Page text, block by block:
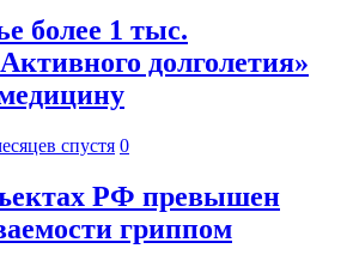
более 1 тыс.
долголетия»
спустя 0
РФ превышен
гриппом